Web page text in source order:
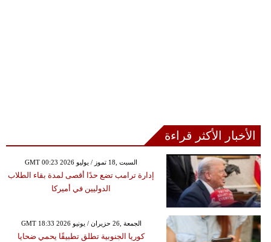
الأخبار الأكثر قراءة
GMT 00:23 2026 السبت ,18 تموز / يوليو
إدارة ترامب تضع حدًا أقصى لمدة بقاء الطلاب
الدوليين في أميركا
GMT 18:33 2026 الجمعة ,26 حزيران / يونيو
كوريا الجنوبية تطلق تطبيقًا يحمي ضحايا